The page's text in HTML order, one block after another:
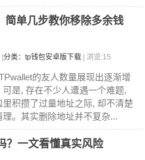
单几步教你移除多余钱
分类：tp钱包安卓版下载 | 浏览:15
的友人数量展现出逐渐增
可是, 存在不少人遭遇一个难题,
里积攒了过量地址之际, 却不清楚
理。其实删除地址并不复杂...
？一文看懂真实风险